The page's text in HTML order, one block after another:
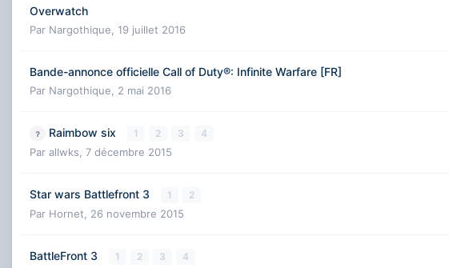
Overwatch
Par Nargothique 19 juillet 2016
Bande-annonce officielle Call of Duty®: Infinite Warfare [FR]
Par Nargothique 2 mai 2016
Raimbow six 1 2 3 4
Par allwks 7 décembre 2015
Star wars Battlefront 3 1 2
Par Hornet 26 novembre 2015
BattleFront 3 1 2 3 4